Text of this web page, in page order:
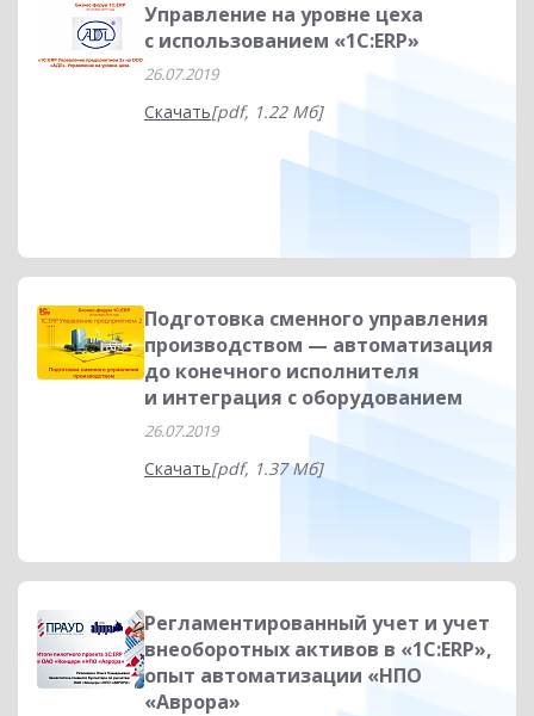
Управление на уровне цеха
с использованием «1С:ERP»
26.07.2019
Скачать[pdf, 1.22 Мб]
Подготовка сменного управления
производством — автоматизация
до конечного исполнителя
и интеграция с оборудованием
26.07.2019
Скачать[pdf, 1.37 Мб]
Регламентированный учет и учет
внеоборотных активов в «1С:ERP»,
опыт автоматизации «НПО
«Аврора»